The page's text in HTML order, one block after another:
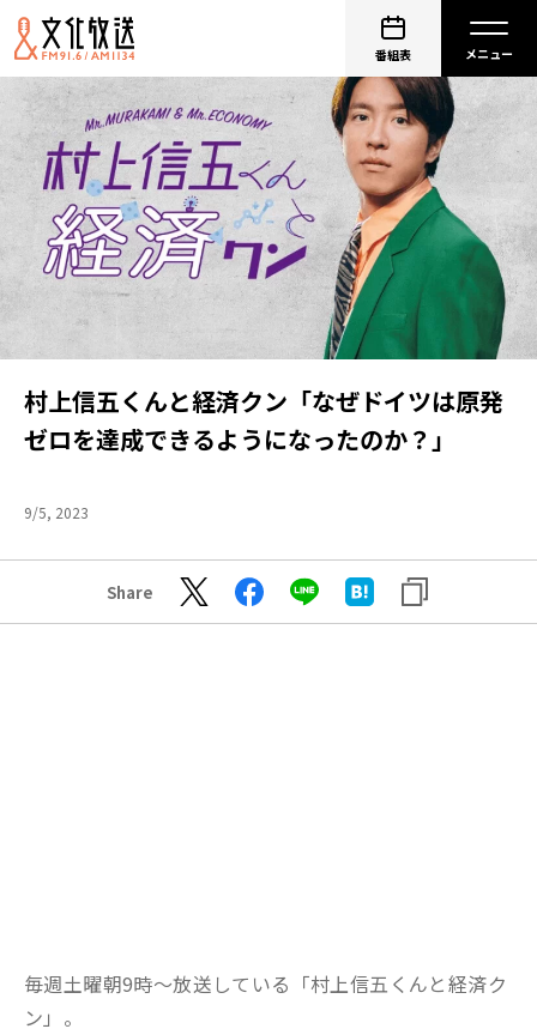
番組表
村上信五くんと経済クン「なぜドイツは原発
ゼロを達成できるようになったのか？」
9/5, 2023
Share
毎週土曜朝9時～放送している「村上信五くんと経済ク
ン」。